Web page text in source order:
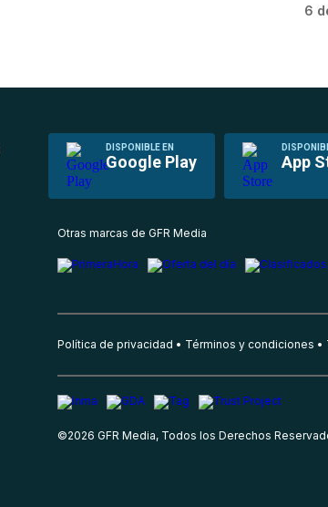
6
DISPONIBLE EN
Google Play App
Otras marcas de GFR Media
Política de privacidad Términos y condiciones
©2026 GFR Media, Todos los Derechos